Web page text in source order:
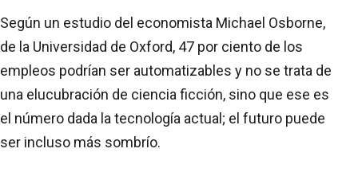
Según un estudio del economista Michael Osborne,
de la Universidad de Oxford, 47 por ciento de los
empleos podrían ser automatizables y no se trata de
una elucubración de ciencia ficción, sino que ese es
el número dada la tecnología actual; el futuro puede
ser incluso más sombrío.